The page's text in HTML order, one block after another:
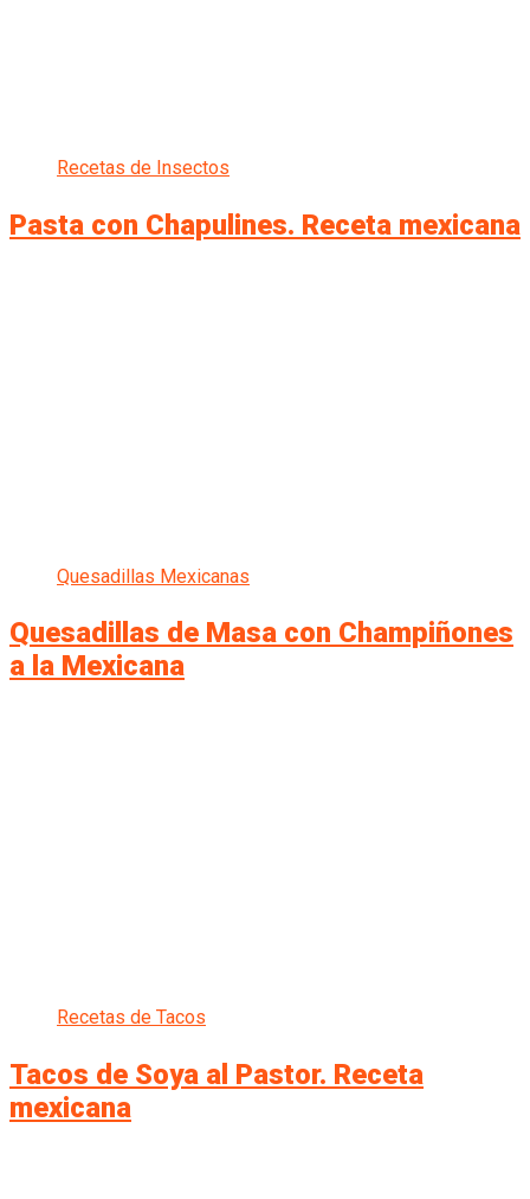
Recetas de Insectos
Pasta con Chapulines. Receta mexicana
Quesadillas Mexicanas
Quesadillas de Masa con Champiñones
a la Mexicana
Recetas de Tacos
Tacos de Soya al Pastor. Receta
mexicana